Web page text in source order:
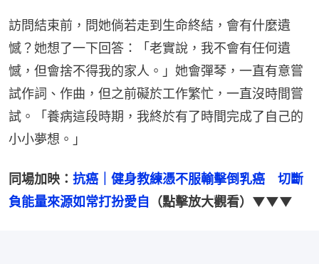
訪問結束前，問她倘若走到生命終結，會有什麼遺
憾？她想了一下回答：「老實說，我不會有任何遺
憾，但會捨不得我的家人。」她會彈琴，一直有意嘗
試作詞、作曲，但之前礙於工作繁忙，一直沒時間嘗
試。「養病這段時期，我終於有了時間完成了自己的
小小夢想。」
同場加映： 抗癌｜健身教練憑不服輸擊倒乳癌　切斷
負能量來源如常打扮愛自 （點擊放大觀看）▼▼▼